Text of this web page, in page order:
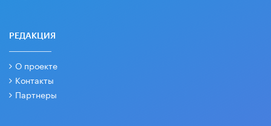
РЕДАКЦИЯ
О проекте
Контакты
Партнеры